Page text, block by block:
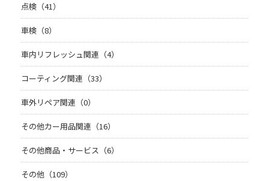
点検（41）
車検（8）
車内リフレッシュ関連（4）
コーティング関連（33）
車外リペア関連（0）
その他カー用品関連（16）
その他商品・サービス（6）
その他（109）